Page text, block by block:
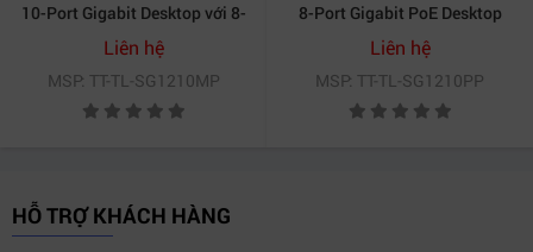
10-Port Gigabit Desktop với 8-
Port PoE+
Liên hệ
MSP: TT-TL-SG1210MP
8-Port Gigabit PoE Desktop
Liên hệ
MSP: TT-TL-SG1210PP
HỖ TRỢ KHÁCH HÀNG